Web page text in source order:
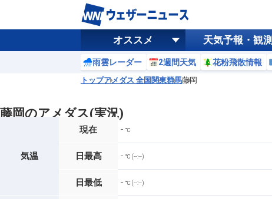
オススメ 天気予報・観測
雨雲レーダー 2週間天気 花粉飛散情報
トップアメダス 全国 関東群馬藤岡
藤岡のアメダス(実況)
気温
現在 - ℃
日最高 - ℃ (--:--)
日最低 - ℃ (--:--)